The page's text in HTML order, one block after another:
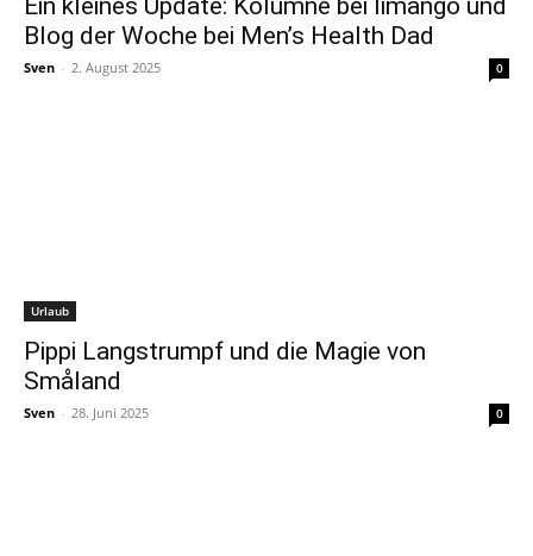
Ein kleines Update: Kolumne bei limango und
Blog der Woche bei Men’s Health Dad
Sven - 2. August 2025 0
Urlaub
Pippi Langstrumpf und die Magie von
Småland
Sven - 28. Juni 2025 0